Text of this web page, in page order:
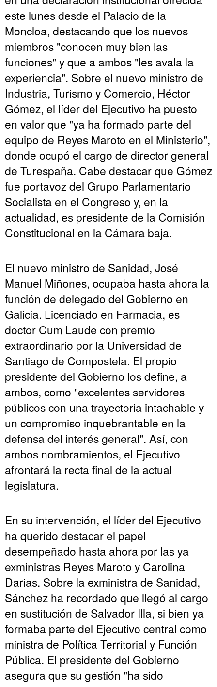
este lunes desde el Palacio de la
Moncloa, destacando que los nuevos
miembros "conocen muy bien las
funciones" y que a ambos "les avala la
experiencia". Sobre el nuevo ministro de
Industria, Turismo y Comercio, Héctor
Gómez, el líder del Ejecutivo ha puesto
en valor que "ya ha formado parte del
equipo de Reyes Maroto en el Ministerio",
donde ocupó el cargo de director general
de Turespaña. Cabe destacar que Gómez
fue portavoz del Grupo Parlamentario
Socialista en el Congreso y, en la
actualidad, es presidente de la Comisión
Constitucional en la Cámara baja.
El nuevo ministro de Sanidad, José
Manuel Miñones, ocupaba hasta ahora la
función de delegado del Gobierno en
Galicia. Licenciado en Farmacia, es
doctor Cum Laude con premio
extraordinario por la Universidad de
Santiago de Compostela. El propio
presidente del Gobierno los define, a
ambos, como "excelentes servidores
públicos con una trayectoria intachable y
un compromiso inquebrantable en la
defensa del interés general". Así, con
ambos nombramientos, el Ejecutivo
afrontará la recta final de la actual
legislatura.
En su intervención, el líder del Ejecutivo
ha querido destacar el papel
desempeñado hasta ahora por las ya
exministras Reyes Maroto y Carolina
Darias. Sobre la exministra de Sanidad,
Sánchez ha recordado que llegó al cargo
en sustitución de Salvador Illa, si bien ya
formaba parte del Ejecutivo central como
ministra de Política Territorial y Función
Pública. El presidente del Gobierno
asegura que su gestión "ha sido